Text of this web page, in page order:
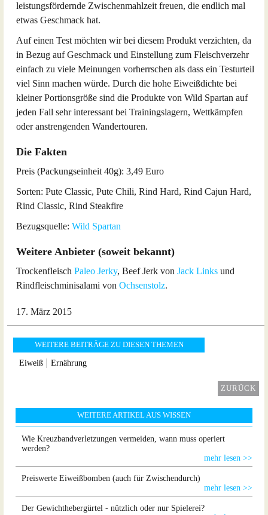
leistungsfördernde Zwischenmahlzeit freuen, die endlich mal
etwas Geschmack hat.
Auf einen Test möchten wir bei diesem Produkt verzichten, da
in Bezug auf Geschmack und Einstellung zum Fleischverzehr
einfach zu viele Meinungen vorherrschen als dass ein Testurteil
viel Sinn machen würde. Durch die hohe Eiweißdichte bei
kleiner Portionsgröße sind die Produkte von Wild Spartan auf
jeden Fall sehr interessant bei Trainingslagern, Wettkämpfen
oder anstrengenden Wandertouren.
Die Fakten
Preis (Packungseinheit 40g): 3,49 Euro
Sorten: Pute Classic, Pute Chili, Rind Hard, Rind Cajun Hard,
Rind Classic, Rind Steakfire
Bezugsquelle: Wild Spartan
Weitere Anbieter (soweit bekannt)
Trockenfleisch Paleo Jerky, Beef Jerk von Jack Links und
Rindfleischminisalami von Ochsenstolz.
17. März 2015
WEITERE BEITRÄGE ZU DIESEN THEMEN
Eiweiß Ernährung
ZURÜCK
WEITERE ARTIKEL AUS WISSEN
Wie Kreuzbandverletzungen vermeiden, wann muss operiert
werden?
mehr lesen >>
Preiswerte Eiweißbomben (auch für Zwischendurch)
mehr lesen >>
Der Gewichthebergürtel - nützlich oder nur Spielerei?